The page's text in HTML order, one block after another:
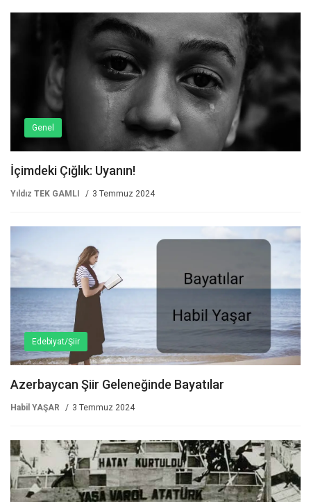
Genel
İçimdeki Çığlık: Uyanın!
Yıldız TEK GAMLI 3 Temmuz 2024
Edebiyat/Şiir
Azerbaycan Şiir Geleneğinde Bayatılar
Habil YAŞAR 3 Temmuz 2024